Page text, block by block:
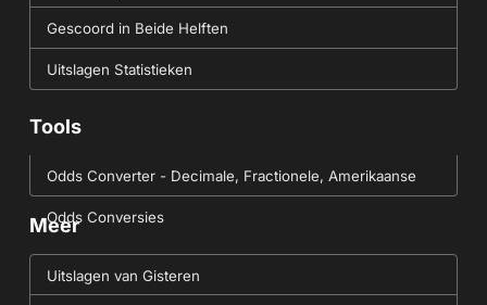
Gescoord in Beide Helften
Uitslagen Statistieken
Tools
Odds Converter - Decimale, Fractionele, Amerikaanse
Odds Conversies
Meer
Uitslagen van Gisteren